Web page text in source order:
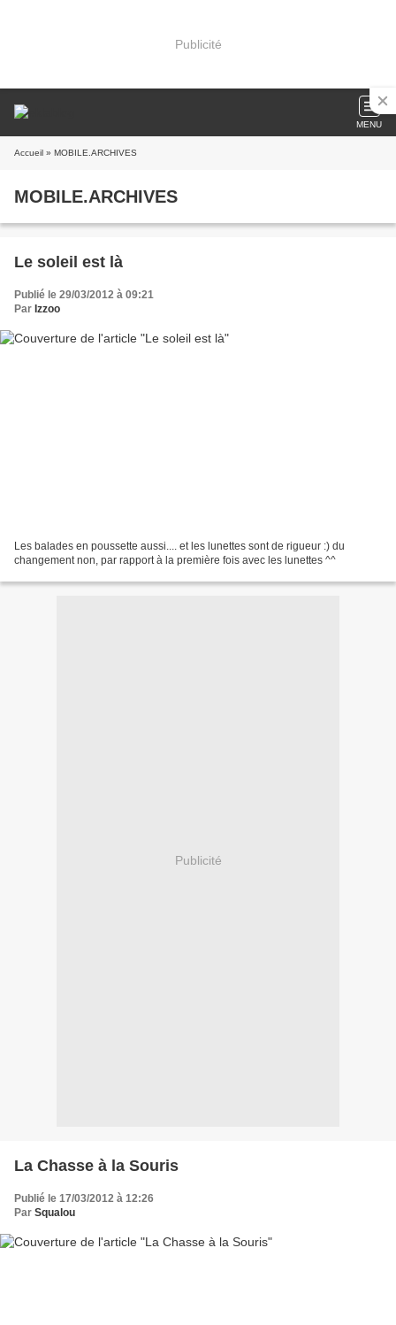
Publicité
MENU
Accueil » MOBILE.ARCHIVES
MOBILE.ARCHIVES
Le soleil est là
Publié le 29/03/2012 à 09:21
Par Izzoo
Les balades en poussette aussi.... et les lunettes sont de rigueur :) du
changement non, par rapport à la première fois avec les lunettes ^^
Publicité
La Chasse à la Souris
Publié le 17/03/2012 à 12:26
Par Squalou